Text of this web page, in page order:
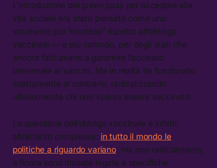
L’introduzione del green pass per accedere alla
vita sociale era stato pensato come uno
strumento più “morbido” rispetto all’obbligo
vaccinale — e più comodo, per degli stati che
ancora faticavano a garantire l’accesso
universale ai vaccini. Ma in realtà ha funzionato
esattamente al contrario, radicalizzando
ulteriormente chi non voleva essere vaccinato.
La questione dell’obbligo vaccinale è infatti
altrettanto complessa: in tutto il mondo le
politiche a riguardo variano, ma non radicalmente,
e finora sono rimaste legate a specifiche